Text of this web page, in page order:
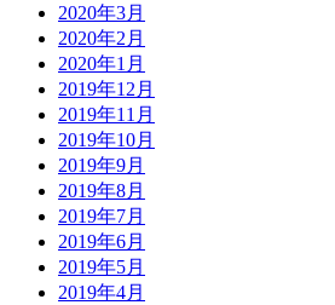
2020年3月
2020年2月
2020年1月
2019年12月
2019年11月
2019年10月
2019年9月
2019年8月
2019年7月
2019年6月
2019年5月
2019年4月